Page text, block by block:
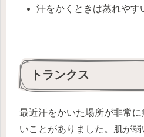
汗をかくときは蒸れやす
トランクス
最近汗をかいた場所が非常
いことがありました。肌が